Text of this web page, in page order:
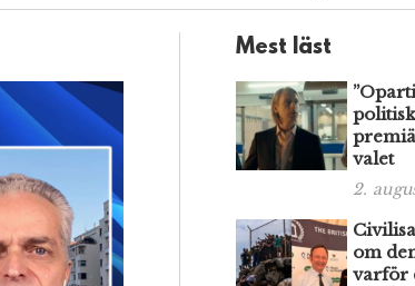
Mest läst
valet
2.
om
varför